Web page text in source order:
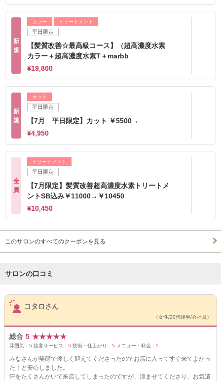
新
規
カラー トリートメント
平日限定
【髪質改善☆最高級コース】（超高濃度水素
カラー＋超高濃度水素T＋marbb
¥19,800
新
規
カット
平日限定
【7月 平日限定】カット ￥5500→
¥4,950
全
員
トリートメント
平日限定
【7月限定】髪質改善超高濃度水素トリートメ
ントSB込み￥11000→￥10450
¥10,450
このサロンのすべてのクーポンを見る
サロンの口コミ
サロンPick Up
コタロさん
（女性/20代後半/会社員）
総合 5 ★★★★★
雰囲気： 5 接客サービス： 5 技術・仕上がり： 5 メニュー・料金： 5
みなさんが笑顔で優しく迎えてくださったのでお店に入ってすぐ来てよかっ
た！と安心しました。
汗をたくさんかいて来店してしまったのですが、涼ませてくださり、お気遣